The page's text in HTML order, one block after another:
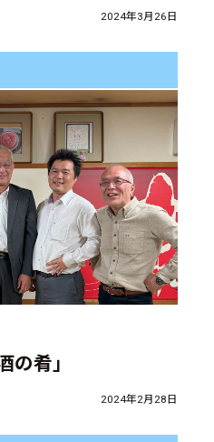
2024年3月26日
の肴」
2024年2月28日